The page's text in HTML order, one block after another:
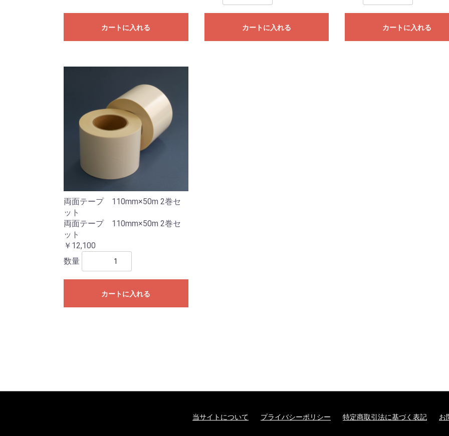
カートに入れる カートに入れる カートに入れる
両面テープ 110mm×50m 2巻セ
ット
両面テープ 110mm×50m 2巻セ
ット
￥12,100
数量
カートに入れる
当サイトについて プライバシーポリシー 特定商取引法に基づく表記 お